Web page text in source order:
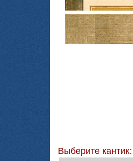
Выберите кантик: